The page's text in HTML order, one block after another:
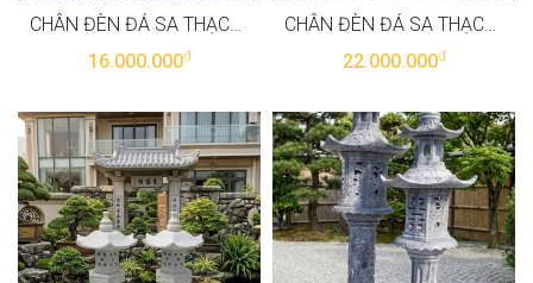
CHÂN ĐÈN ĐÁ SA THẠCH TỰ NHIÊN NGUYÊN KHỐI, CAO 42CM T3894
16.000.000đ
CHÂN ĐÈN ĐÁ SA THẠCH TỰ NHIÊN NGUYÊN KHỐI, CAO 55CM T3893
22.000.000đ